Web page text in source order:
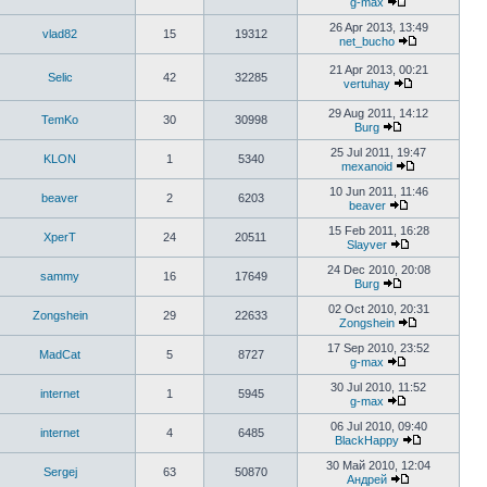
vlad82 15 19312
26 Apr 2013, 13:49
net_bucho
Selic 42 32285
21 Apr 2013, 00:21
vertuhay
TemKo 30 30998
29 Aug 2011, 14:12
Burg
KLON 1 5340
25 Jul 2011, 19:47
mexanoid
beaver 2 6203
10 Jun 2011, 11:46
beaver
XperT 24 20511
15 Feb 2011, 16:28
Slayver
sammy 16 17649
24 Dec 2010, 20:08
Burg
Zongshein 29 22633
02 Oct 2010, 20:31
Zongshein
MadCat 5 8727
17 Sep 2010, 23:52
g-max
internet 1 5945
30 Jul 2010, 11:52
g-max
internet 4 6485
06 Jul 2010, 09:40
BlackHappy
Sergej 63 50870
30 Май 2010, 12:04
Андрей